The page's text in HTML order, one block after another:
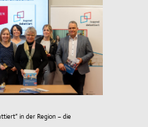
&
in der Region – die